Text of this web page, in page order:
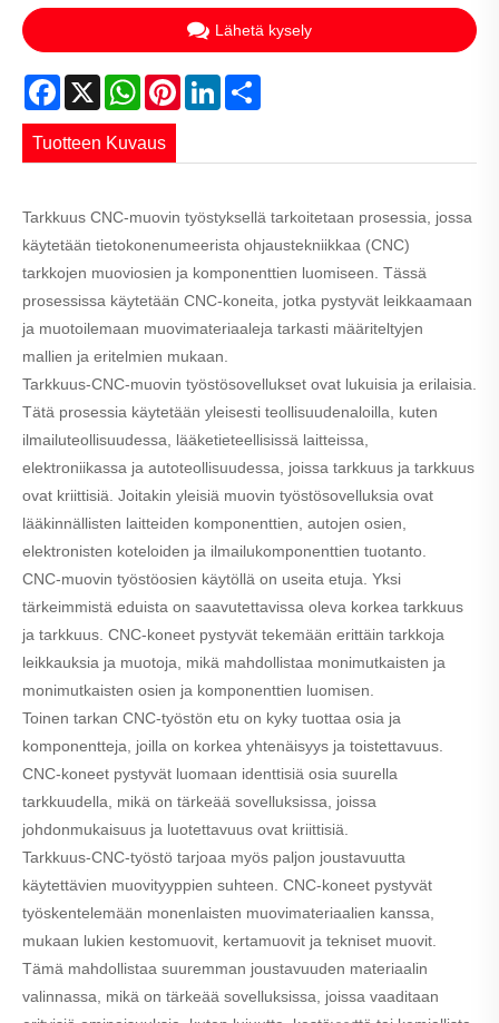
Lähetä kysely
Facebook
X WhatsApp
PinterestLinkedIn
Tuotteen Kuvaus
Tarkkuus CNC-muovin työstyksellä tarkoitetaan prosessia, jossa
käytetään tietokonenumeerista ohjaustekniikkaa (CNC)
tarkkojen muoviosien ja komponenttien luomiseen. Tässä
prosessissa käytetään CNC-koneita, jotka pystyvät leikkaamaan
ja muotoilemaan muovimateriaaleja tarkasti määriteltyjen
mallien ja eritelmien mukaan.
Tarkkuus-CNC-muovin työstösovellukset ovat lukuisia ja erilaisia.
Tätä prosessia käytetään yleisesti teollisuudenaloilla, kuten
ilmailuteollisuudessa, lääketieteellisissä laitteissa,
elektroniikassa ja autoteollisuudessa, joissa tarkkuus ja tarkkuus
ovat kriittisiä. Joitakin yleisiä muovin työstösovelluksia ovat
lääkinnällisten laitteiden komponenttien, autojen osien,
elektronisten koteloiden ja ilmailukomponenttien tuotanto.
CNC-muovin työstöosien käytöllä on useita etuja. Yksi
tärkeimmistä eduista on saavutettavissa oleva korkea tarkkuus
ja tarkkuus. CNC-koneet pystyvät tekemään erittäin tarkkoja
leikkauksia ja muotoja, mikä mahdollistaa monimutkaisten ja
monimutkaisten osien ja komponenttien luomisen.
Toinen tarkan CNC-työstön etu on kyky tuottaa osia ja
komponentteja, joilla on korkea yhtenäisyys ja toistettavuus.
CNC-koneet pystyvät luomaan identtisiä osia suurella
tarkkuudella, mikä on tärkeää sovelluksissa, joissa
johdonmukaisuus ja luotettavuus ovat kriittisiä.
Tarkkuus-CNC-työstö tarjoaa myös paljon joustavuutta
käytettävien muovityyppien suhteen. CNC-koneet pystyvät
työskentelemään monenlaisten muovimateriaalien kanssa,
mukaan lukien kestomuovit, kertamuovit ja tekniset muovit.
Tämä mahdollistaa suuremman joustavuuden materiaalin
valinnassa, mikä on tärkeää sovelluksissa, joissa vaaditaan